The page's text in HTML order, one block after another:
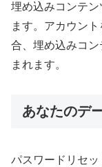
埋め込みコンテ
ます。アカウン
合、埋め込みコ
まれます。
あなたのデ
パスワードリセ